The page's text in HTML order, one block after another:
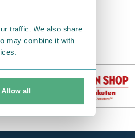
traffic. We also share
may combine it with
Allow all